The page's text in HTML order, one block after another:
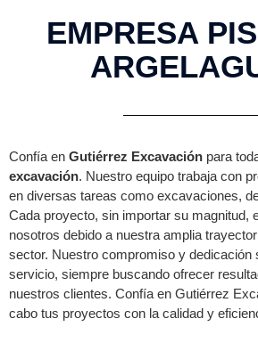
EMPRESA
Confía en Gutiérrez Excavación para
excavación. Nuestro equipo trabaja con
en diversas tareas como excavaciones,
Cada proyecto, sin importar su magnitud,
nosotros debido a nuestra amplia
sector. Nuestro compromiso y dedicación
servicio, siempre buscando ofrecer
nuestros clientes. Confía en Gutiérrez
cabo tus proyectos con la calidad y